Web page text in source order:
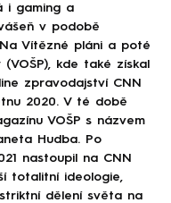
i gaming a
v podobě
Vítězné pláni a poté
kde také získal
zpravodajství CNN
2020. V té době
VOŠP s názvem
Hudba. Po
nastoupil na CNN
totalitní ideologie,
dělení světa na